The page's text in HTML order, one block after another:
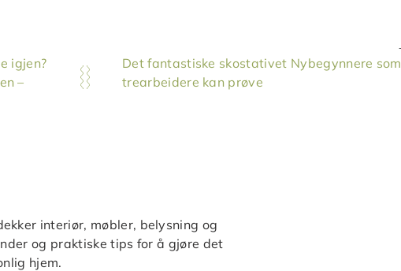
igjen?
–
Det fantastiske skostativet Nybegynnere som
trearbeidere kan prøve
interiør, møbler, belysning og
og praktiske tips for å gjøre det
hjem.